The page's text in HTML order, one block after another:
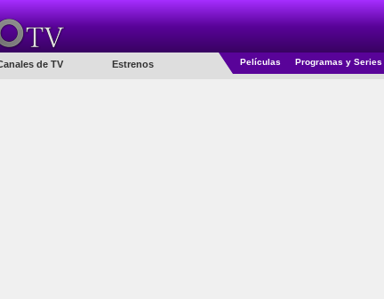
de TV Estrenos Películas Programas y Series